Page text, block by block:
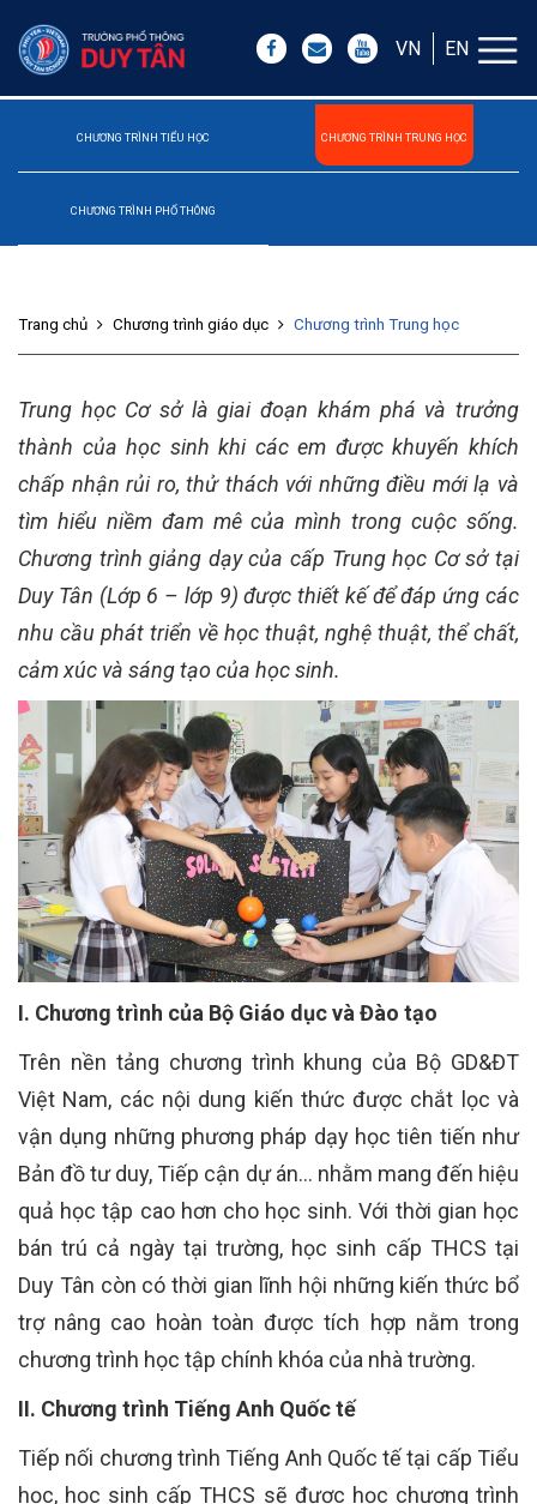
VN EN
CHƯƠNG TRÌNH TIỂU HỌC CHƯƠNG TRÌNH TRUNG HỌC
CHƯƠNG TRÌNH PHỔ THÔNG
Trang chủ Chương trình giáo dục Chương trình Trung học
Trung học Cơ sở là giai đoạn khám phá và trưởng
thành của học sinh khi các em được khuyến khích
chấp nhận rủi ro, thử thách với những điều mới lạ và
tìm hiểu niềm đam mê của mình trong cuộc sống.
Chương trình giảng dạy của cấp Trung học Cơ sở tại
Duy Tân (Lớp 6 – lớp 9) được thiết kế để đáp ứng các
nhu cầu phát triển về học thuật, nghệ thuật, thể chất,
cảm xúc và sáng tạo của học sinh.
I. Chương trình của Bộ Giáo dục và Đào tạo
Trên nền tảng chương trình khung của Bộ GD&ĐT
Việt Nam, các nội dung kiến thức được chắt lọc và
vận dụng những phương pháp dạy học tiên tiến như
Bản đồ tư duy, Tiếp cận dự án... nhằm mang đến hiệu
quả học tập cao hơn cho học sinh. Với thời gian học
bán trú cả ngày tại trường, học sinh cấp THCS tại
Duy Tân còn có thời gian lĩnh hội những kiến thức bổ
trợ nâng cao hoàn toàn được tích hợp nằm trong
chương trình học tập chính khóa của nhà trường.
II. Chương trình Tiếng Anh Quốc tế
Tiếp nối chương trình Tiếng Anh Quốc tế tại cấp Tiểu
học, học sinh cấp THCS sẽ được học chương trình